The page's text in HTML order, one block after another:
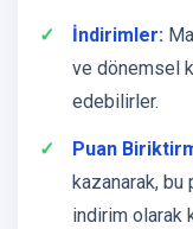
İndirimler:
ve dönemsel
edebilirler.
Puan
kazanarak, bu
indirim olarak